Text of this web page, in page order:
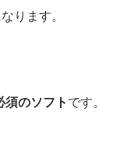
ります。
のソフト です。